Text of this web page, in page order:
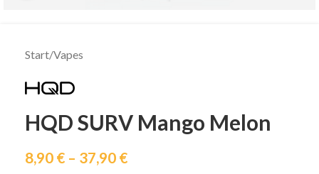
Start/Vapes
HQD SURV Mango Melon
8,90 € – 37,90 €